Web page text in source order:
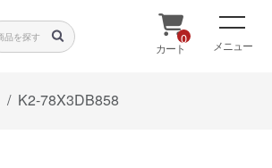
0
カート メニュー
K2-78X3DB858